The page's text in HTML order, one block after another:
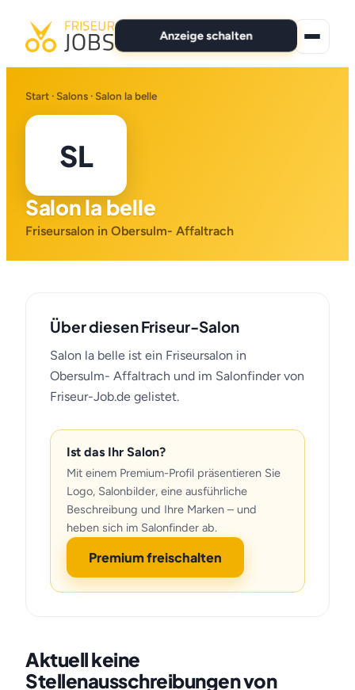
Anzeige schalten
Alle Jobs
Für Bewerber
Marken
Start · Salons · Salon la belle
SL
Salon la belle
Friseursalon in Obersulm- Affaltrach
Über diesen Friseur-Salon
Salon la belle ist ein Friseursalon in
Obersulm- Affaltrach und im Salonfinder von
Friseur-Job.de gelistet.
Ist das Ihr Salon?
Mit einem Premium-Profil präsentieren Sie
Logo, Salonbilder, eine ausführliche
Beschreibung und Ihre Marken – und
heben sich im Salonfinder ab.
Premium freischalten
Aktuell keine
Stellenausschreibungen von